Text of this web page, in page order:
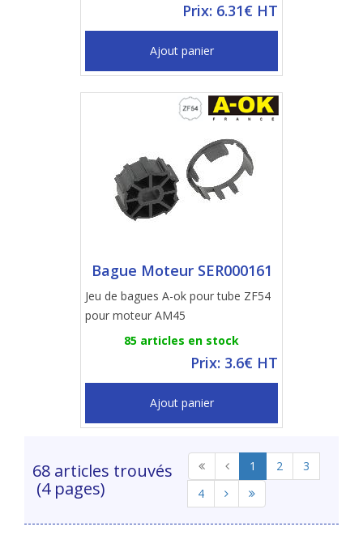
Prix: 6.31€ HT
Ajout panier
Bague Moteur SER000161
Jeu de bagues A-ok pour tube ZF54
pour moteur AM45
85 articles en stock
Prix: 3.6€ HT
Ajout panier
68 articles trouvés
(4 pages)
1 2
3
4